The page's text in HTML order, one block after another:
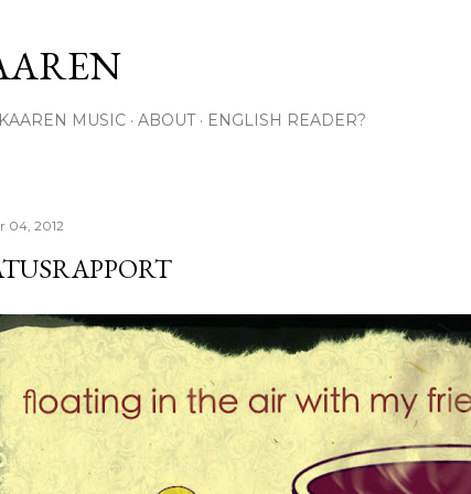
MUSIC ABOUT ENGLISH READER?
04, 2012